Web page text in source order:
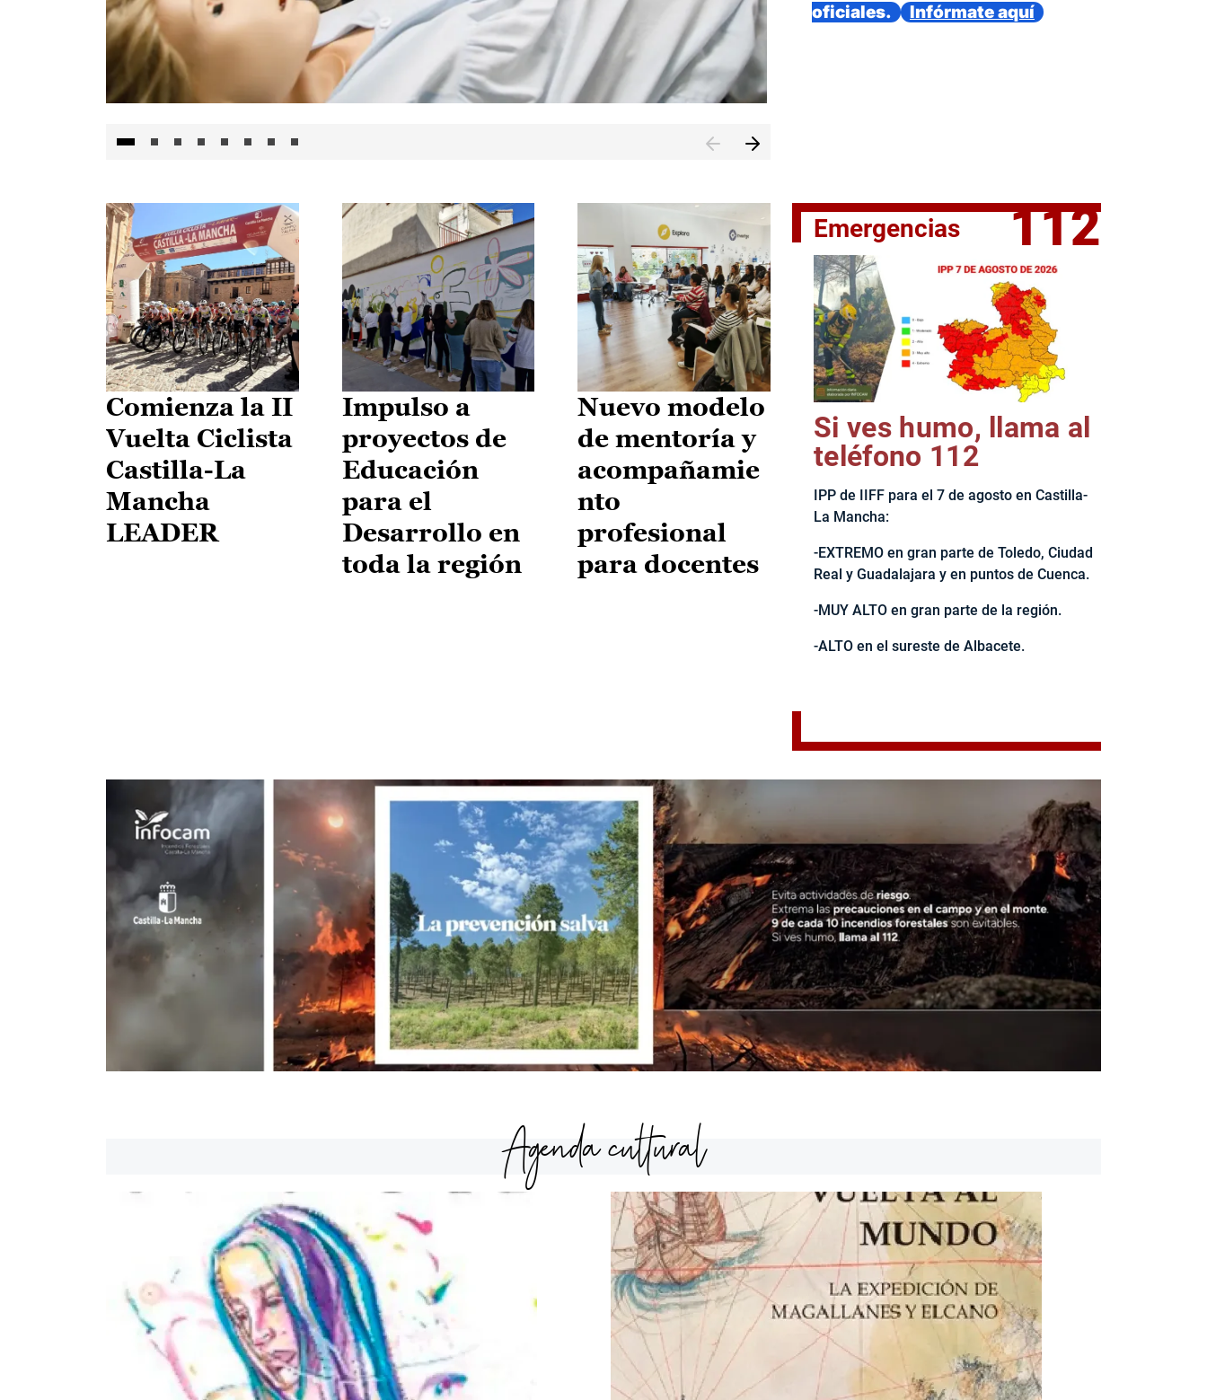
El jefe del Ejecutivo castellanomanchego, Emiliano García-
oficiales.
Infórmate aquí
Comienza la II
Vuelta Ciclista
Castilla-La
Mancha
LEADER
Impulso a
proyectos de
Educación
para el
Desarrollo en
toda la región
Nuevo modelo
de mentoría y
acompañamie
nto
profesional
para docentes
Emergencias 112
Si ves humo, llama al
teléfono 112
IPP de IIFF para el 7 de agosto en Castilla-
La Mancha:
-EXTREMO en gran parte de Toledo, Ciudad
Real y Guadalajara y en puntos de Cuenca.
-MUY ALTO en gran parte de la región.
-ALTO en el sureste de Albacete.
Agenda cultural